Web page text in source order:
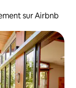
sur Airbnb